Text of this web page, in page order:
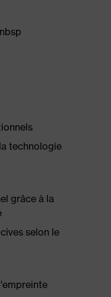
technologie
grâce à la
selon le